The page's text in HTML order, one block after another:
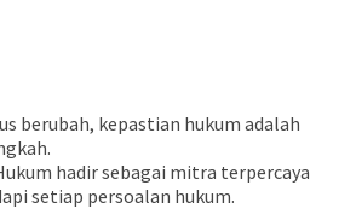
berubah, kepastian hukum adalah
hadir sebagai mitra terpercaya
setiap persoalan hukum.